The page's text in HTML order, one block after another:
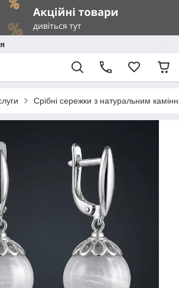
Срібні сережки з натуральним